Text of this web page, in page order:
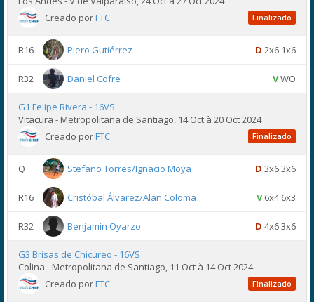
Creado porFTC Finalizado
R16 Piero Gutiérrez D 2x6 1x6
R32 Daniel Cofre VWO
G1 Felipe Rivera - 16VS
Vitacura - Metropolitana de Santiago, 14 Oct à 20 Oct 2024
Creado porFTC Finalizado
Q Stefano Torres/Ignacio Moya D 3x6 3x6
R16 Cristóbal Álvarez/Alan Coloma V6x4 6x3
R32 Benjamín Oyarzo D 4x6 3x6
G3 Brisas de Chicureo - 16VS
Colina - Metropolitana de Santiago, 11 Oct à 14 Oct 2024
Creado porFTC Finalizado